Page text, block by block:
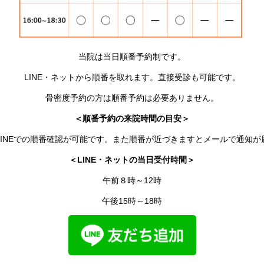
当院は当日順番予約制です。
LINE・ネットから順番を取れます。 直接受診も可能です。
骨密度予約の方は順番予約は必要ありません。
＜順番予約の来院時間の目安＞
での順番確認が可能です。また順番が近づきますとメールで通知が
＜LINE・ネットの当日受付時間＞
午前８時～12時
午後15時～18時